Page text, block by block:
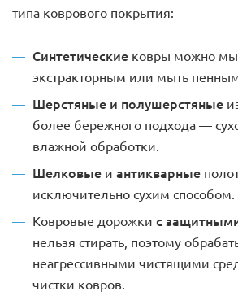
типа коврового покрытия:
Синтетические ковры можно
экстракторным или мыть
Шерстяные и полушерстяные
более бережного подхода —
влажной обработки.
Шелковые и антикварные
исключительно сухим способом.
Ковровые дорожки с
нельзя стирать, поэтому
неагрессивными чистящими
чистки ковров.